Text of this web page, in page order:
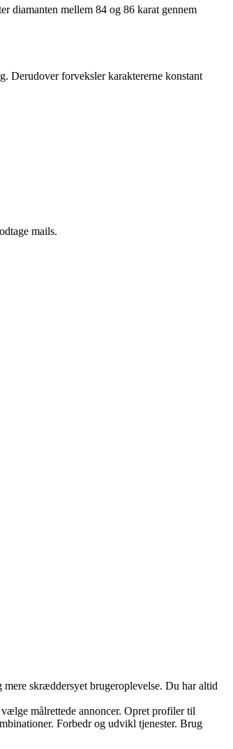
diamanten mellem 84 og 86 karat gennem
Derudover forveksler karaktererne konstant
mails.
skræddersyet brugeroplevelse. Du har altid
målrettede annoncer. Opret profiler til
Forbedr og udvikl tjenester. Brug